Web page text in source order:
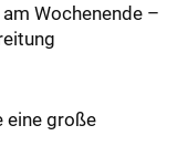
Wochenende –
eine große